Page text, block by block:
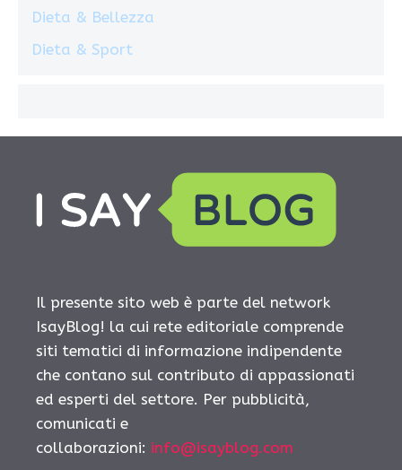
Dieta & Bellezza
Dieta & Sport
Il presente sito web è parte del network
IsayBlog! la cui rete editoriale comprende
siti tematici di informazione indipendente
che contano sul contributo di appassionati
ed esperti del settore. Per pubblicità,
comunicati e
collaborazioni: info@isayblog.com